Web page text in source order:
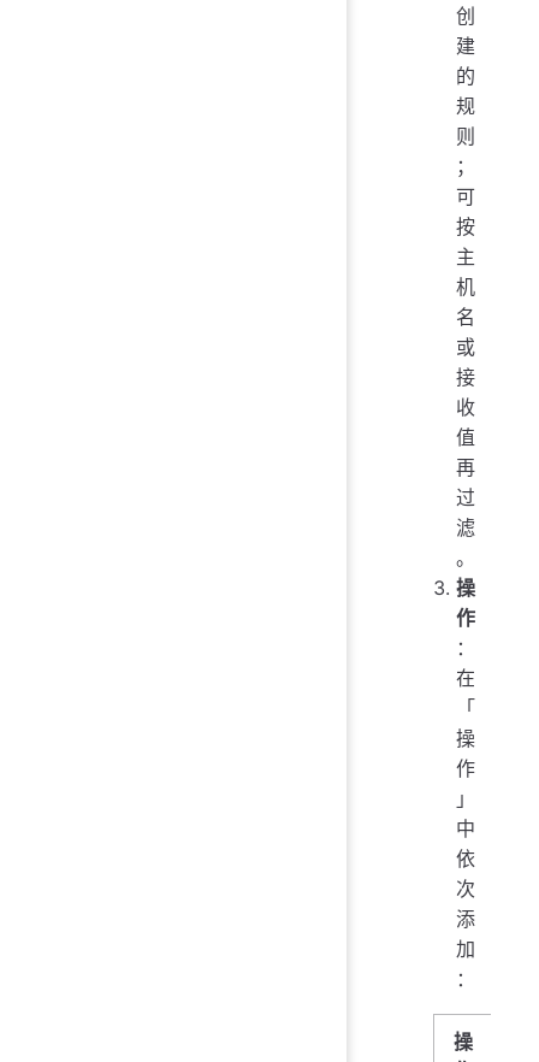
创
建
的
规
则
；
可
按
主
机
名
或
接
收
值
再
过
滤
。
操
作
：
在
「
操
作
」
中
依
次
添
加
：
操